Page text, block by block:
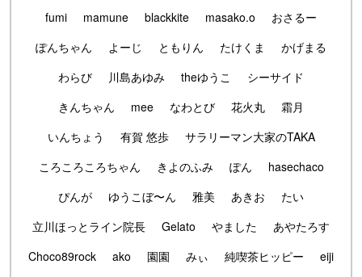
fumi
mamune blackkite masako.o
おさるー
ぽんちゃん
よーじ ともりん たけくま
かげまる
わらび
川島あゆみ theゆうこ
シーサイド
きんちゃん
mee なわとび 花火丸
霜月
いんちょう
有賀 悠歩
サラリーマン大家のTAKA
ころころころちゃん
きよのふみ ぽん
hasechaco
ぴんが
ゆうこぼ〜ん 雅美 あきお
たい
立川ほっとライン院長
Gelato やました
あやたろす
Choco89rock
ako 園園 みぃ 純喫茶ヒッピー
eiji